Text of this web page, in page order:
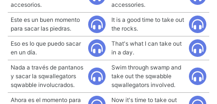
accesorios.
accessories.
Este es un buen momento
para sacar las piedras.
It is a good time to take out
the rocks.
Eso es Io que puedo sacar
en un día.
That's what I can take out
in a day.
Nada a través de pantanos
y sacar la sqwallegators
sqwabble involucrados.
Swim through swamp and
take out the sqwabble
sqwallegators involved.
Ahora es el momento para
Now it's time to take out